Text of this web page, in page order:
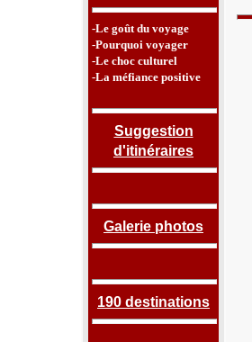
-Le goût du voyage
-Pourquoi voyager
-Le choc culturel
-La méfiance positive
Suggestion
d'itinéraires
Galerie photos
190 destinations